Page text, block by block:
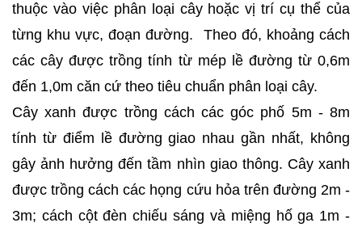
thuộc vào việc phân loại cây hoặc vị trí cụ thể của
từng khu vực, đoạn đường. Theo đó, khoảng cách
các cây được trồng tính từ mép lề đường từ 0,6m
đến 1,0m căn cứ theo tiêu chuẩn phân loại cây.
Cây xanh được trồng cách các góc phố 5m - 8m
tính từ điểm lề đường giao nhau gần nhất, không
gây ảnh hưởng đến tầm nhìn giao thông. Cây xanh
được trồng cách các họng cứu hỏa trên đường 2m -
3m; cách cột đèn chiếu sáng và miệng hố ga 1m -